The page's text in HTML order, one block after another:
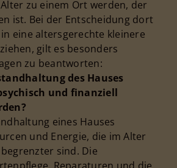
zu einem Ort werden, der
ist. Bei der Entscheidung dort
eine altersgerechte kleinere
gilt es besonders
zu beantworten:
des Hauses
und finanziell
eines Hauses
und Energie, die im Alter
sind. Die
Reparaturen und die